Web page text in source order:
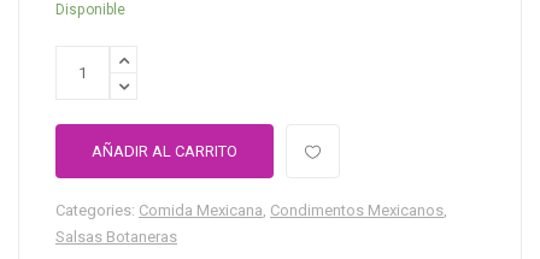
Disponible
AÑADIR AL CARRITO
Categories: Comida Mexicana, Condimentos Mexicanos,
Salsas Botaneras